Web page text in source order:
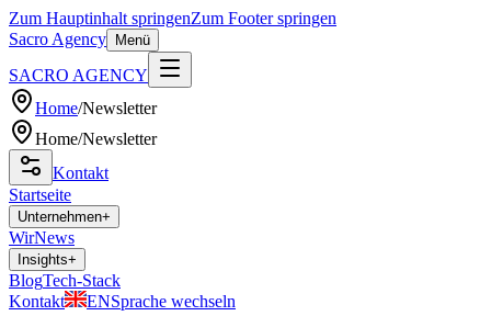
Zum Hauptinhalt springenZum Footer springen
Sacro Agency
Menü
SACRO AGENCY
Home/Newsletter
Home/Newsletter
Kontakt
Startseite
Unternehmen+
WirNews
Insights+
BlogTech-Stack
Kontakt
ENSprache wechseln